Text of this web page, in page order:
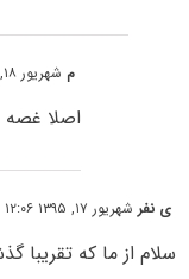
م شهریور ۱۸, ۱۳۹۵ at ۱:۲۵ ق٫ظ
اصلا غصه
ی نفرشهریور ۱۷, ۱۳۹۵ at ۱۲:۰۶ ب٫ظ
سلام از ما که تقریبا